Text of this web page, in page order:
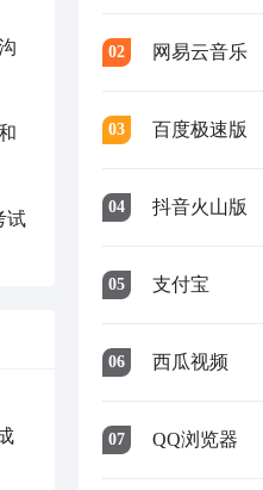
试
02 网易云音乐
03 百度极速版
04 抖音火山版
05 支付宝
06 西瓜视频
07 QQ浏览器